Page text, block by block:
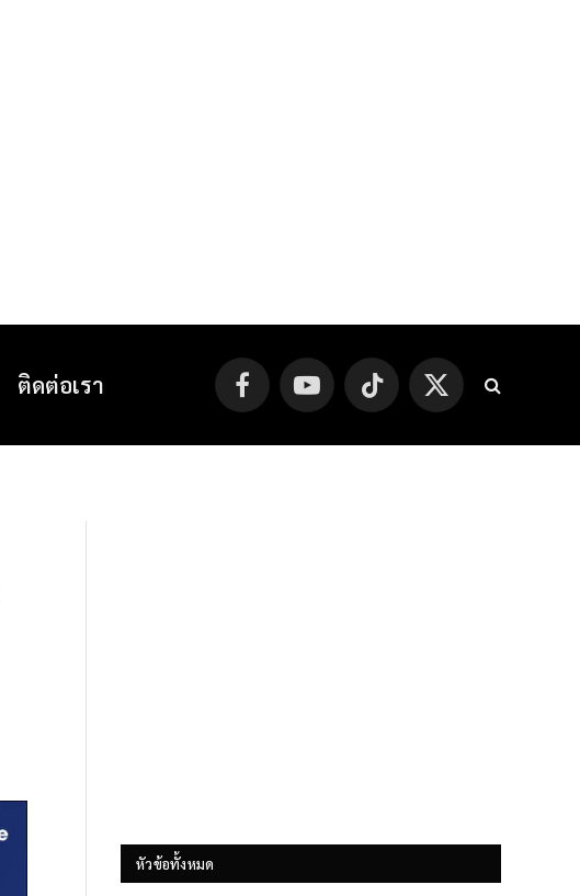
ติดต่อเรา FacebookYouTube TikTok
X
(Twitter)
หัวข้อทั้งหมด